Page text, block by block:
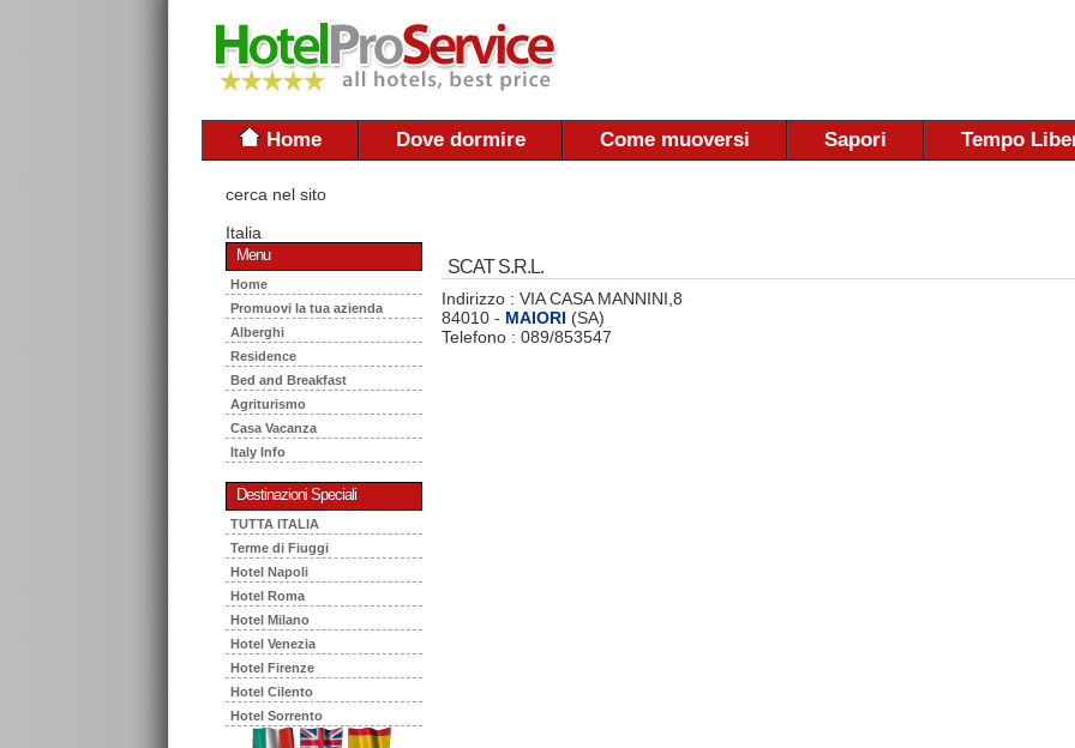
Home Dove dormire Come muoversi Sapori Tempo
cerca nel sito
Italia
Menu
Home
Promuovi la tua azienda
Alberghi
Residence
Bed and Breakfast
Agriturismo
Casa Vacanza
Italy Info
Destinazioni Speciali
TUTTA ITALIA
Terme di Fiuggi
Hotel Napoli
Hotel Roma
Hotel Milano
Hotel Venezia
Hotel Firenze
Hotel Cilento
Hotel Sorrento
SCAT S.R.L.
Indirizzo : VIA CASA MANNINI,8
84010 - MAIORI (SA)
Telefono : 089/853547